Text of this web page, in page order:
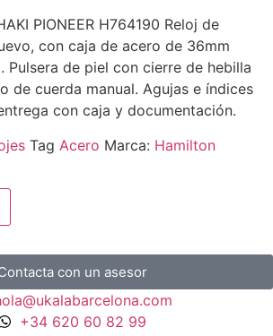
PIONEER H764190 Reloj de
con caja de acero de 36mm
Pulsera de piel con cierre de hebilla
de cuerda manual. Agujas e índices
con caja y documentación.
Tag Acero Marca: Hamilton
con un asesor
+34 620 60 82 99